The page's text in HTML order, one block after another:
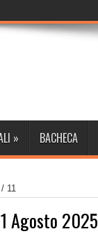
» BACHECA
/ 11
Agosto 2025